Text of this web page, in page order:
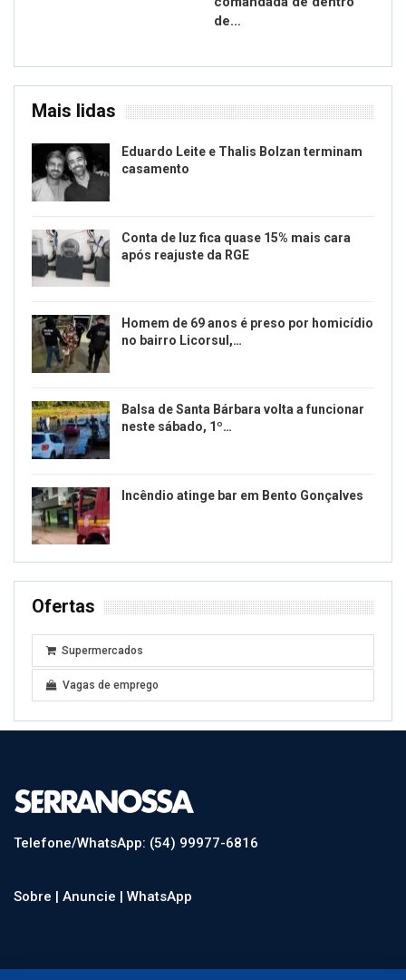
de…
Mais lidas
Eduardo Leite e Thalis Bolzan terminam
casamento
Conta de luz fica quase 15% mais cara
após reajuste da RGE
Homem de 69 anos é preso por homicídio
no bairro Licorsul,…
Balsa de Santa Bárbara volta a funcionar
neste sábado, 1º…
Incêndio atinge bar em Bento Gonçalves
Ofertas
Supermercados
Vagas de emprego
Telefone/WhatsApp: (54) 99977-6816
Sobre | Anuncie | WhatsApp